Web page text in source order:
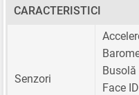
CARACTERISTICI
Senzori
Busolă
Face ID